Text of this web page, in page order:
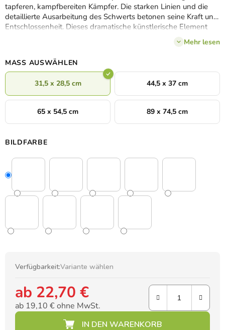
tapferen, kampfbereiten Kämpfer. Die starken Linien und die
detaillierte Ausarbeitung des Schwerts betonen seine Kraft und
Entschlossenheit. Dieses dramatische künstlerische Element
wird Ihrem Innenraum einen dynamischen und inspirativen
Mehr lesen
MASS AUSWÄHLEN
31,5 x 28,5 cm 44,5 x 37 cm
65 x 54,5 cm 89 x 74,5 cm
BILDFARBE
Verfügbarkeit:Variante wählen
ab 22,70 €
ab 19,10 €ohne MwSt.